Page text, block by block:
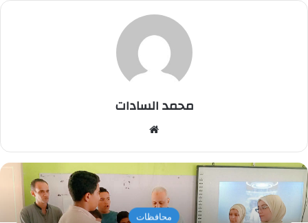
محمد السادات
محافظات